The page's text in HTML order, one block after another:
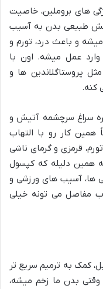
های بروملین، خاصیت
طبیعی بدن به آسیب
میشه و باعث درد، تورم و
عمل میشه. اون با
پروستاگلاندین ها و
کنه.
سراغ سرچشمه آتیش و
کار رو با التهاب
قرمزی و گرمای ناشی
همین دلیله که کپسول
ها، آسیب های ورزشی و
مفاصل می تونه خیلی
کمک به ترمیم سریع تر
بدن ما زخم میشه،